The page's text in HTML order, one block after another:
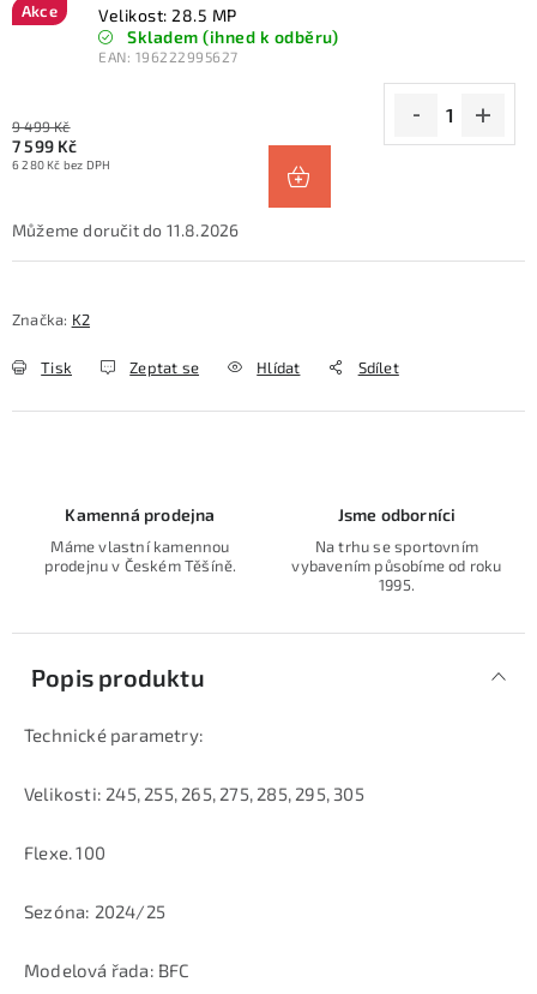
Akce
Velikost: 28.5 MP
Skladem (ihned k odběru)
EAN: 196222995627
9 499 Kč
7 599 Kč
6 280 Kč bez DPH
11.8.2026
Značka: K2
Tisk Zeptat se Hlídat Sdílet
Kamenná prodejna
Máme vlastní kamennou
prodejnu v Českém Těšíně.
Jsme odborníci
Na trhu se sportovním
vybavením působíme od roku
1995.
Popis produktu
Technické parametry:
Velikosti: 245, 255, 265, 275, 285, 295, 305
Flexe. 100
Sezóna: 2024/25
Modelová řada: BFC